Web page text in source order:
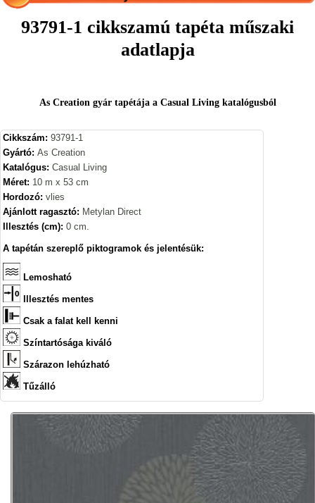
93791-1 cikkszamú tapéta műszaki
adatlapja
As Creation gyár tapétája a Casual Living katalógusból
Cikkszám: 93791-1
Gyártó: As Creation
Katalógus: Casual Living
Méret: 10 m x 53 cm
Hordozó: vlies
Ajánlott ragasztó: Metylan Direct
Illesztés (cm): 0 cm.
A tapétán szereplő piktogramok és jelentésük:
Lemosható
Illesztés mentes
Csak a falat kell kenni
Színtartósága kiváló
Szárazon lehúzható
Tűzálló